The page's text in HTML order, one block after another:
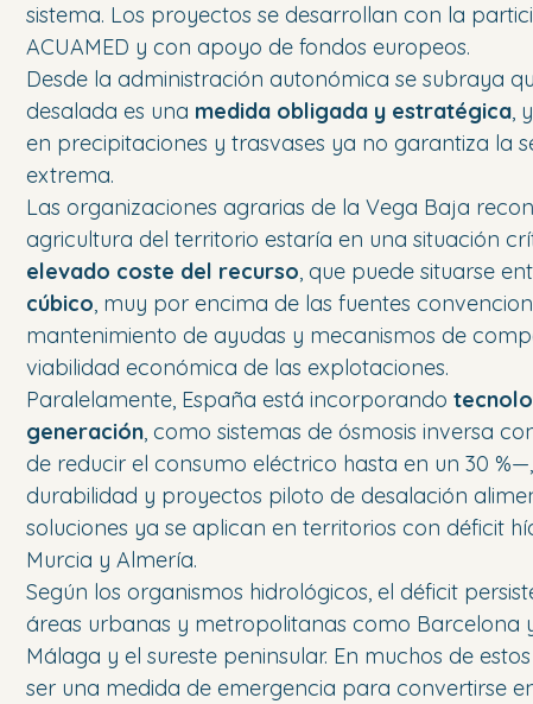
sistema. Los proyectos se desarrollan con la
ACUAMED y con apoyo de fondos europeos.
Desde la administración autonómica se subraya
desalada es una medida obligada y estratégica,
en precipitaciones y trasvases ya no garantiza la
extrema.
Las organizaciones agrarias de la Vega Baja
agricultura del territorio estaría en una situación
elevado coste del recurso, que puede situarse
cúbico, muy por encima de las fuentes
mantenimiento de ayudas y mecanismos de
viabilidad económica de las explotaciones.
Paralelamente, España está incorporando
generación, como sistemas de ósmosis inversa
de reducir el consumo eléctrico hasta en un 30
durabilidad y proyectos piloto de desalación
soluciones ya se aplican en territorios con déficit
Murcia y Almería.
Según los organismos hidrológicos, el déficit
áreas urbanas y metropolitanas como Barcelona
Málaga y el sureste peninsular. En muchos de
ser una medida de emergencia para convertirse